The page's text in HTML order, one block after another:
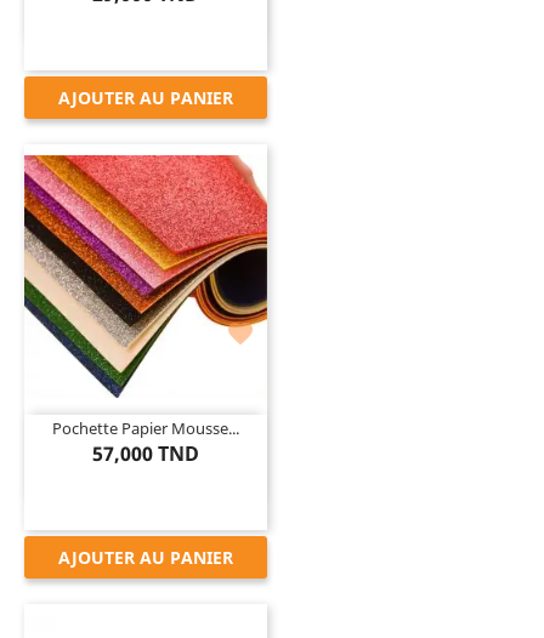
AJOUTER AU PANIER

Pochette Papier Mousse...
57,000 TND
AJOUTER AU PANIER